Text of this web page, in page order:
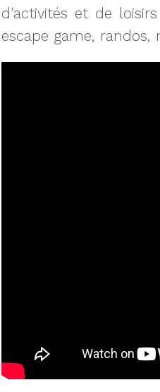
d'activités et de
escape game, randos,